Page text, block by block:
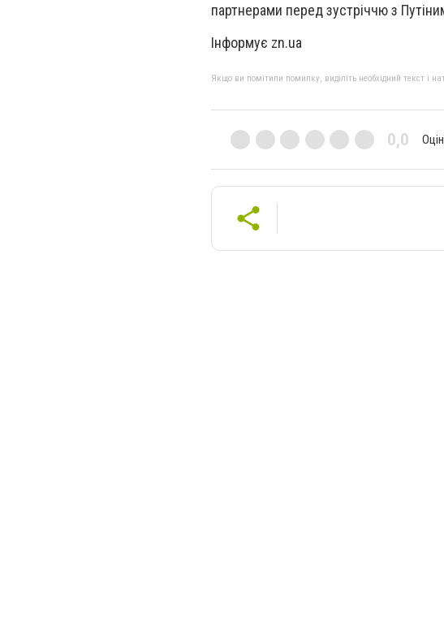
партнерами перед зустріччю з
Інформує zn.ua
Якщо ви помітили помилку, виділіть необхідний текст і
0,0